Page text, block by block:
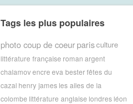
Tags les plus populaires
photo coup de coeurparisculture
littérature française roman argent
chalamovencre eva besterfêtes du
cazal henry james les ailes de la
colombe littérature anglaise londres léon